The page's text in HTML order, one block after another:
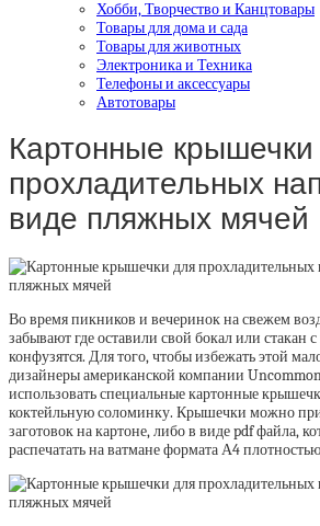
Хобби, Творчество и Канцтовары
Товары для дома и сада
Товары для животных
Электроника и Техника
Телефоны и аксессуары
Автотовары
Картонные крышечки
прохладительных
виде пляжных мячей
Во время пикников и вечеринок на свежем
забывают где оставили свой бокал или стакан
конфузятся. Для того, чтобы избежать этой
дизайнеры американской компании
использовать специальные картонные
коктейльную соломинку. Крышечки можно
заготовок на картоне, либо в виде pdf файла,
распечатать на ватмане формата А4